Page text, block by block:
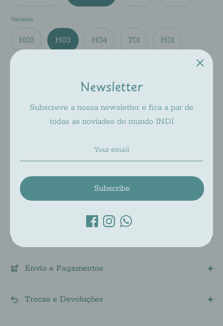
Variante
H02 H03 H04 T01 H01
Add to Cart
Pickup available atINDI 2
Check availability at other stores
Envio e Pagamentos
Trocas e Devoluções
Newsletter
Subscreve a nossa newsletter e fica a par de
todas as noviades do mundo INDI
Subscribe